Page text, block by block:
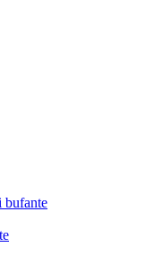
bufante